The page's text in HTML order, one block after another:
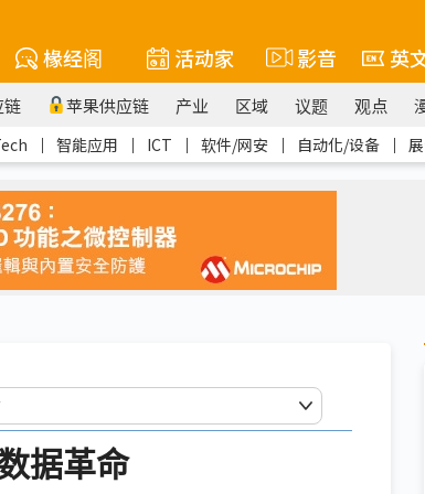
椽经阁 活动家 影音 英
链 苹果供应链 产业 区域 议题 观点
｜ 智能应用 ｜ ICT ｜ 软件/网安 ｜ 自动化/设备 ｜
据革命